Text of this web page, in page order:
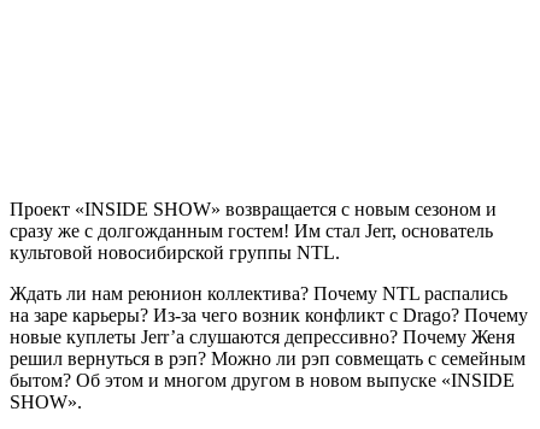
Проект «INSIDE SHOW» возвращается с новым сезоном и
сразу же с долгожданным гостем! Им стал Jerr, основатель
культовой новосибирской группы NTL.
Ждать ли нам реюнион коллектива? Почему NTL распались
на заре карьеры? Из-за чего возник конфликт с Drago? Почему
новые куплеты Jerr’a слушаются депрессивно? Почему Женя
решил вернуться в рэп? Можно ли рэп совмещать с семейным
бытом? Об этом и многом другом в новом выпуске «INSIDE
SHOW».